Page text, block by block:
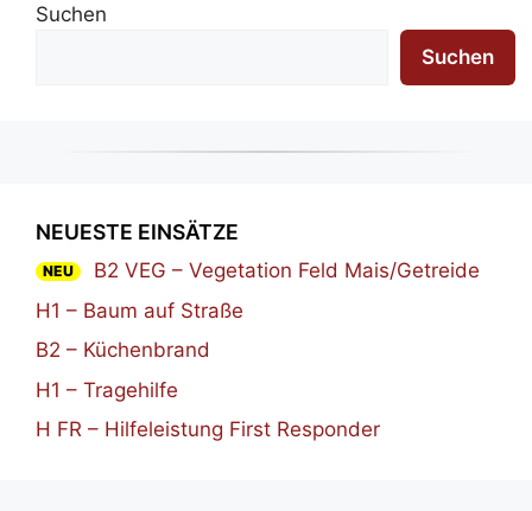
Suchen
Suchen
NEUESTE EINSÄTZE
NEU
B2 VEG – Vegetation Feld Mais/Getreide
H1 – Baum auf Straße
B2 – Küchenbrand
H1 – Tragehilfe
H FR – Hilfeleistung First Responder